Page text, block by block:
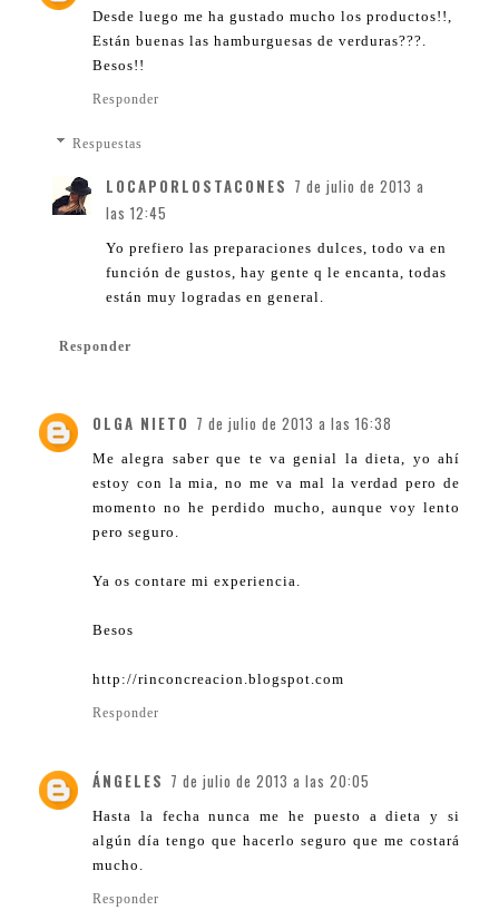
Desde luego me ha gustado mucho los productos!!,
Están buenas las hamburguesas de verduras???.
Besos!!
Responder
Respuestas
LOCAPORLOSTACONES 7 de julio de 2013 a
las 12:45
Yo prefiero las preparaciones dulces, todo va en
función de gustos, hay gente q le encanta, todas
están muy logradas en general.
Responder
OLGA NIETO 7 de julio de 2013 a las 16:38
Me alegra saber que te va genial la dieta, yo ahí
estoy con la mia, no me va mal la verdad pero de
momento no he perdido mucho, aunque voy lento
pero seguro.
Ya os contare mi experiencia.
Besos
http://rinconcreacion.blogspot.com
Responder
ÁNGELES 7 de julio de 2013 a las 20:05
Hasta la fecha nunca me he puesto a dieta y si
algún día tengo que hacerlo seguro que me costará
mucho.
Responder